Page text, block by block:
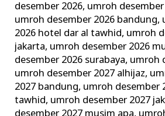
desember 2026, umroh
umroh desember 2026 bandung,
2026 hotel dar al tawhid, umroh
jakarta, umroh desember 2026
desember 2026 surabaya, umroh
umroh desember 2027 alhijaz,
2027 bandung, umroh desember
tawhid, umroh desember 2027